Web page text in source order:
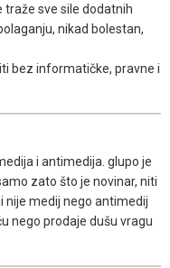
traže sve sile dodatnih
nikad bolestan,
bez informatičke, pravne i
i antimedija. glupo je
zato što je novinar, niti
nije medij nego antimedij
nego prodaje dušu vragu